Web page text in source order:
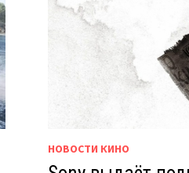
НОВОСТИ КИНО